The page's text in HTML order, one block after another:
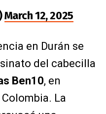
March 12, 2025
en Durán se
del cabecilla
Ben10, en
La